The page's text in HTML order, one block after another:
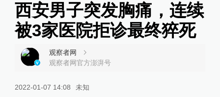
西安男子突发胸痛，连续
被3家医院拒诊最终猝死
观察者网
观察者网官方澎湃号
2022-01-07 14:08 未知